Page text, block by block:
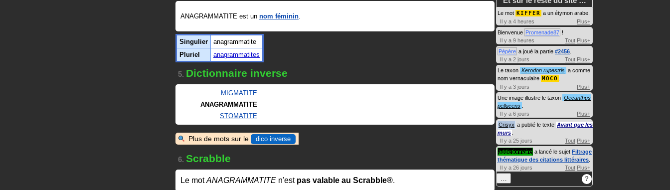
ANAGRAMMATITE est un nom féminin.
Singulier
anagrammatite
Pluriel
anagrammatites
5. Dictionnaire inverse
MIGMATITE
ANAGRAMMATITE
STOMATITE
Plus de mots sur le dico inverse
6. Scrabble
Le motANAGRAMMATITE n'est pas valable au Scrabble®.
Le mot KIFFER a un étymon arabe.
Il y a 4 heures
Plus+
Bienvenue Promenade87 !
Il y a 9 heures
Tout Plus+
Pépère a joué la partie #2456
Il y a 2 jours
Tout Plus+
Le taxon Kerodon rupestris a comme
nom vernaculaire MOCO
Il y a 3 jours
Plus+
Une image illustre le taxon Oecanthus
pellucens
Il y a 6 jours
Plus+
Crisyx a publié le texte Avant que les
murs
Il y a 25 jours
Tout Plus+
addictionnaire a lancé le sujet Filtrage
thématique des citations littéraires
Il y a 26 jours
Tout Plus+
… ?